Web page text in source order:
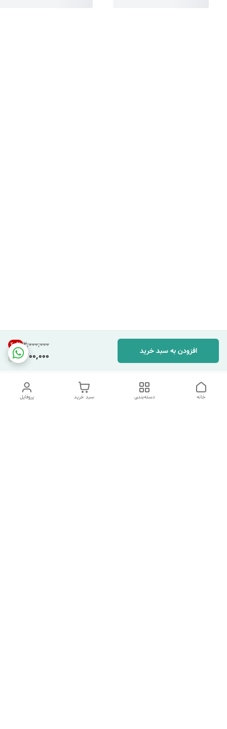
۲٬۰۰۰٬۰۰۰ 40%
1,200,000 افزودن به سبد خرید
پروفایل سبد خرید دسته‌بندی خانه